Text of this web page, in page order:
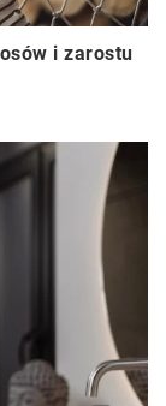
i zarostu